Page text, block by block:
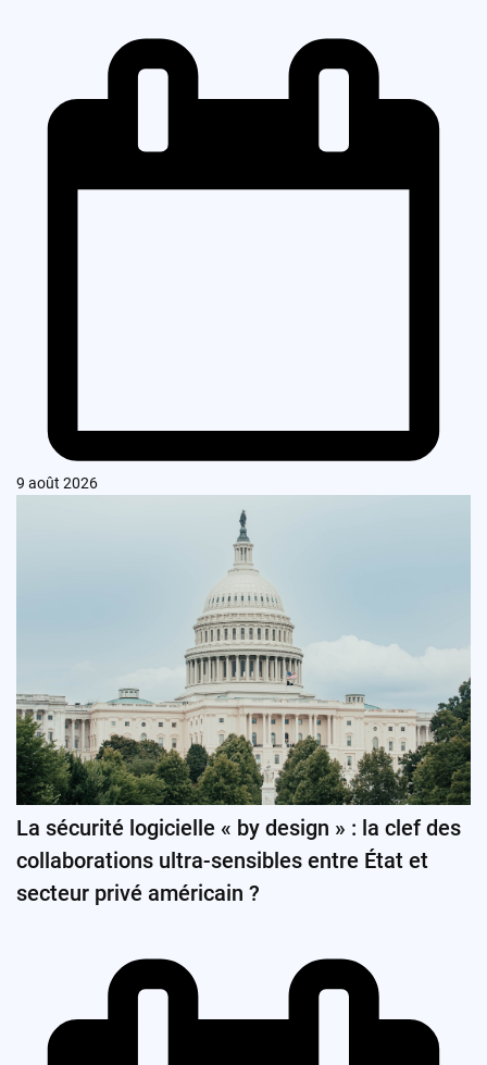
9 août 2026
La sécurité logicielle « by design » : la clef des
collaborations ultra-sensibles entre État et
secteur privé américain ?